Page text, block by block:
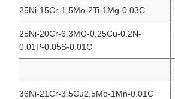
25Ni-15Cr-1.5Mo-2Ti-1Mg-0.03C
25Ni-20Cr-6.3MO-0.25Cu-0.2N-
0.01P-0.05S-0.01C
36Ni-21Cr-3.5Cu2.5Mo-1Mn-0.01C